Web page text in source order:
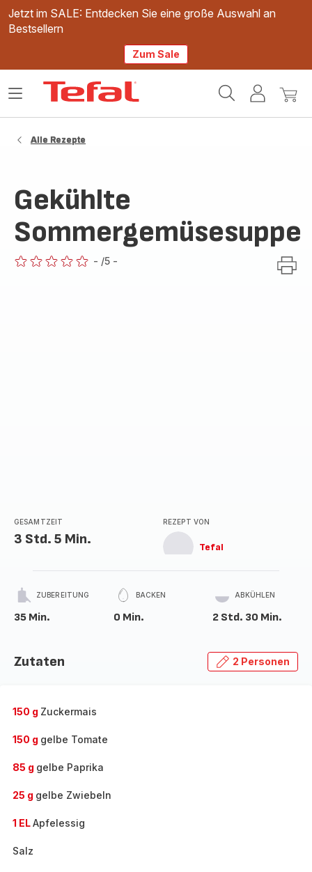
Jetzt im SALE: Entdecken Sie eine große Auswahl an
Bestsellern
Zum Sale
Mein
Mein
Das
Alle Rezepte
Gekühlte
Sommergemüsesuppe
- /5 -
GESAMTZEIT
3 Std. 5 Min.
REZEPT VON
Tefal
ZUBEREITUNG
35 Min.
BACKEN
0 Min.
ABKÜHLEN
2 Std. 30 Min.
Zutaten 2 Personen
150 g Zuckermais
150 g gelbe Tomate
85 g gelbe Paprika
25 g gelbe Zwiebeln
1 ELApfelessig
Salz